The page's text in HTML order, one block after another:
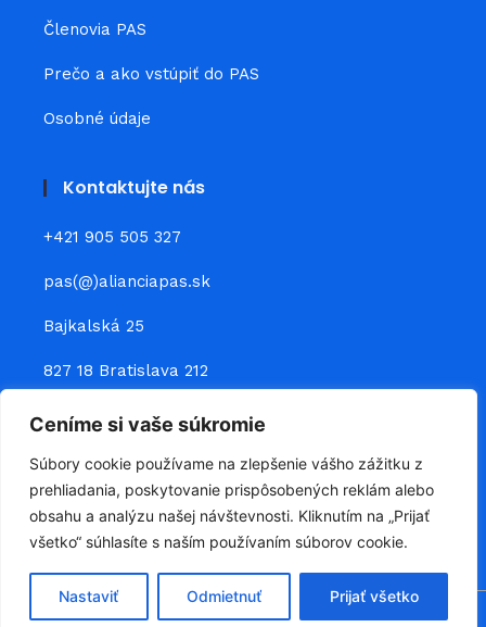
Ceníme si vaše súkromie
Súbory cookie používame na zlepšenie vášho zážitku z
prehliadania, poskytovanie prispôsobených reklám alebo
obsahu a analýzu našej návštevnosti. Kliknutím na „Prijať
všetko“ súhlasíte s naším používaním súborov cookie.
Nastaviť Odmietnuť Prijať všetko
Členovia PAS
Prečo a ako vstúpiť do PAS
Osobné údaje
Kontaktujte nás
+421 905 505 327
pas(@)alianciapas.sk
Bajkalská 25
827 18 Bratislava 212
Prepojte sa s nami
Všetky práva vyhradené © 2026, Podnikateľská aliancia